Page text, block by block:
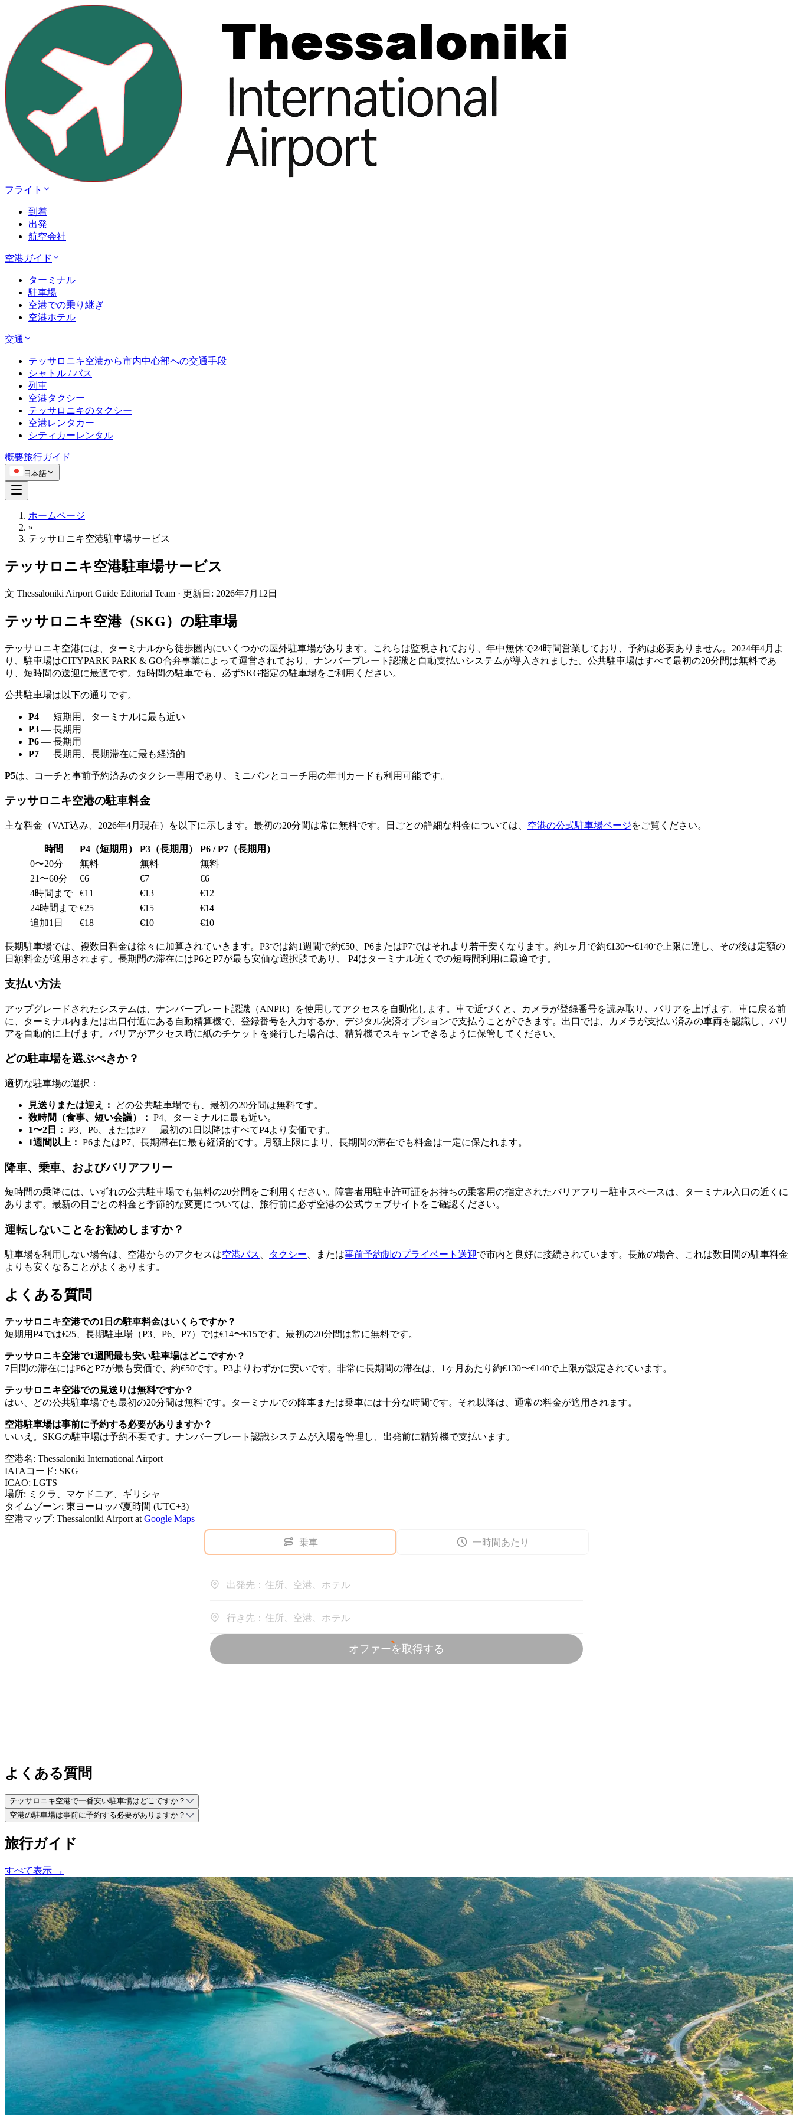
フライト
到着
出発
航空会社
空港ガイド
ターミナル
駐車場
空港での乗り継ぎ
空港ホテル
交通
テッサロニキ空港から市内中心部への交通手段
シャトル / バス
列車
空港タクシー
テッサロニキのタクシー
空港レンタカー
シティカーレンタル
概要旅行ガイド
日本語
ホームページ
»
テッサロニキ空港駐車場サービス
テッサロニキ空港駐車場サービス
文 Thessaloniki Airport Guide Editorial Team · 更新日 : 2026年7月12日
テッサロニキ空港（SKG）の駐車場
テッサロニキ空港には、ターミナルから徒歩圏内にいくつかの屋外駐車場があります。これらは監視されており、年中無休で24時間営業しており、予約は必要ありません。2024年4月よ
り、駐車場はCITYPARK PARK & GO合弁事業によって運営されており、ナンバープレート認識と自動支払いシステムが導入されました。公共駐車場はすべて最初の20分間は無料であ
り、短時間の送迎に最適です。短時間の駐車でも、必ずSKG指定の駐車場をご利用ください。
公共駐車場は以下の通りです。
P4 — 短期用、ターミナルに最も近い
P3 — 長期用
P6 — 長期用
P7 — 長期用、長期滞在に最も経済的
P5は、コーチと事前予約済みのタクシー専用であり、ミニバンとコーチ用の年刊カードも利用可能です。
テッサロニキ空港の駐車料金
主な料金（VAT込み、2026年4月現在）を以下に示します。最初の20分間は常に無料です。日ごとの詳細な料金については、 空港の公式駐車場ページをご覧ください。
時間 P4（短期用） P3（長期用）
P6 / P7（長期用）
0〜20分
無料 無料
無料
21〜60分
€6 €7
€6
4時間まで
€11 €13
€12
24時間まで €25 €15
€14
追加1日
€18 €10 €10
長期駐車場では、複数日料金は徐々に加算されていきます。P3では約1週間で約€50、P6またはP7ではそれより若干安くなります。約1ヶ月で約€130〜€140で上限に達し、その後は定額の
日額料金が適用されます。長期間の滞在にはP6とP7が最も安価な選択肢であり、 P4はターミナル近くでの短時間利用に最適です。
支払い方法
アップグレードされたシステムは、ナンバープレート認識（ANPR）を使用してアクセスを自動化します。車で近づくと、カメラが登録番号を読み取り、バリアを上げます。車に戻る前
に、ターミナル内または出口付近にある自動精算機で、登録番号を入力するか、デジタル決済オプションで支払うことができます。出口では、カメラが支払い済みの車両を認識し、バリ
アを自動的に上げます。バリアがアクセス時に紙のチケットを発行した場合は、精算機でスキャンできるように保管してください。
どの駐車場を選ぶべきか？
適切な駐車場の選択：
見送りまたは迎え：
どの公共駐車場でも、最初の20分間は無料です。
数時間（食事、短い会議）： P4、ターミナルに最も近い。
1〜2日： P3、P6、またはP7 — 最初の1日以降はすべてP4より安価です。
1週間以上： P6またはP7、長期滞在に最も経済的です。月額上限により、長期間の滞在でも料金は一定に保たれます。
降車、乗車、およびバリアフリー
短時間の乗降には、いずれの公共駐車場でも無料の20分間をご利用ください。障害者用駐車許可証をお持ちの乗客用の指定されたバリアフリー駐車スペースは、ターミナル入口の近くに
あります。最新の日ごとの料金と季節的な変更については、旅行前に必ず空港の公式ウェブサイトをご確認ください。
運転しないことをお勧めしますか？
駐車場を利用しない場合は、空港からのアクセスは空港バス タクシー 、または事前予約制のプライベート送迎で市内と良好に接続されています。長旅の場合、これは数日間の駐車料金
よりも安くなることがよくあります。
よくある質問
テッサロニキ空港での1日の駐車料金はいくらですか？
短期用P4では€25、長期駐車場（P3、P6、P7）では€14〜€15です。最初の20分間は常に無料です。
テッサロニキ空港で1週間最も安い駐車場はどこですか？
7日間の滞在にはP6とP7が最も安価で、約€50です。P3よりわずかに安いです。非常に長期間の滞在は、1ヶ月あたり約€130〜€140で上限が設定されています。
テッサロニキ空港での見送りは無料ですか？
はい、どの公共駐車場でも最初の20分間は無料です。ターミナルでの降車または乗車には十分な時間です。それ以降は、通常の料金が適用されます。
空港駐車場は事前に予約する必要がありますか？
いいえ。SKGの駐車場は予約不要です。ナンバープレート認識システムが入場を管理し、出発前に精算機で支払います。
空港名: Thessaloniki International Airport
IATAコード: SKG
ICAO: LGTS
場所: ミクラ、マケドニア、ギリシャ
タイムゾーン: 東ヨーロッパ夏時間 (UTC+3)
空港マップ: Thessaloniki Airport at Google Maps
よくある質問
テッサロニキ空港で一番安い駐車場はどこですか？
空港の駐車場は事前に予約する必要がありますか？
旅行ガイド
すべて表示 →